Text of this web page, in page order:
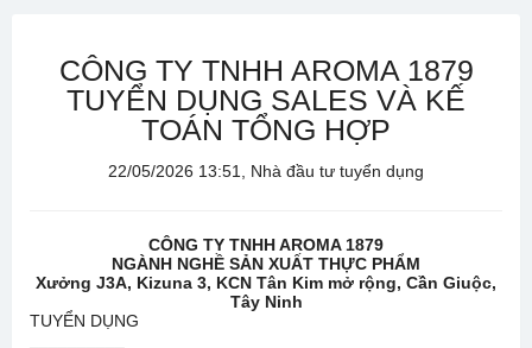
CÔNG TY TNHH AROMA 1879
TUYỂN DỤNG SALES VÀ KẾ
TOÁN TỔNG HỢP
22/05/2026 13:51, Nhà đầu tư tuyển dụng
CÔNG TY TNHH AROMA 1879
NGÀNH NGHỀ SẢN XUẤT THỰC PHẨM
Xưởng J3A, Kizuna 3, KCN Tân Kim mở rộng, Cần Giuộc,
Tây Ninh
TUYỂN DỤNG